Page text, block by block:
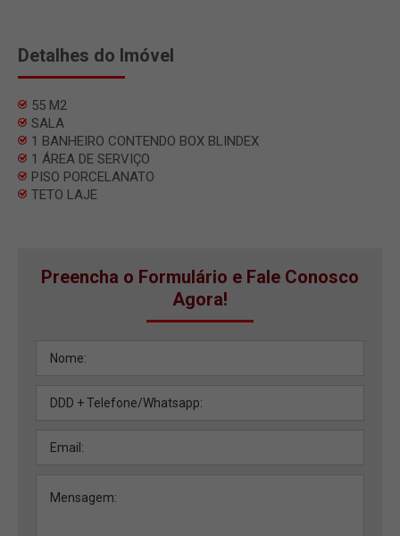
Detalhes do Imóvel
55 M2
SALA
1 BANHEIRO CONTENDO BOX BLINDEX
1 ÁREA DE SERVIÇO
PISO PORCELANATO
TETO LAJE
Preencha o Formulário e Fale Conosco
Agora!